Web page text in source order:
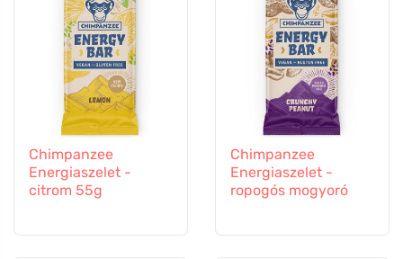
Chimpanzee
Energiaszelet -
citrom 55g
Chimpanzee
Energiaszelet -
ropogós mogyoró